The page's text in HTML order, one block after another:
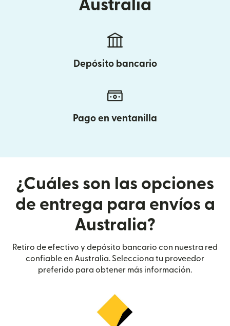
Australia
Depósito bancario
Pago en ventanilla
¿Cuáles son las opciones
de entrega para envíos a
Australia?
Retiro de efectivo y depósito bancario con nuestra red
confiable en Australia. Selecciona tu proveedor
preferido para obtener más información.